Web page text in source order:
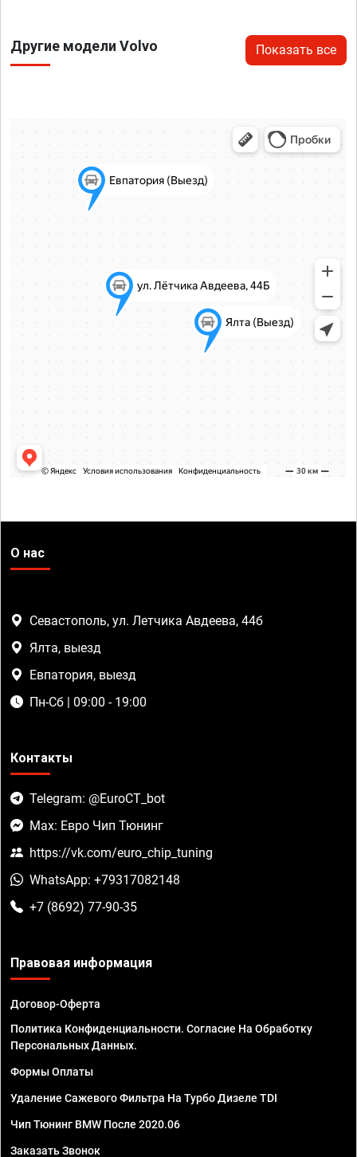
Другие модели Volvo Показать все
О нас
Севастополь, ул. Летчика Авдеева, 44б
Ялта, выезд
Евпатория, выезд
Пн-Сб | 09:00 - 19:00
Контакты
Telegram: @EuroCT_bot
Max: Евро Чип Тюнинг
https://vk.com/euro_chip_tuning
WhatsApp: +79317082148
+7 (8692) 77-90-35
Правовая информация
Договор-Оферта
Политика Конфиденциальности. Согласие На Обработку
Персональных Данных.
Формы Оплаты
Удаление Сажевого Фильтра На Турбо Дизеле TDI
Чип Тюнинг BMW После 2020.06
Заказать Звонок